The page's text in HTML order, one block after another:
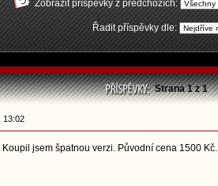
Zobrazit příspěvky z předchozích:
Řadit příspěvky dle:
Strana1z1
13:02
jsem špatnou verzi. Původní cena 1500 Kč.